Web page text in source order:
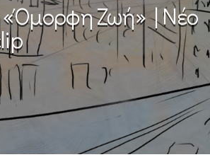
«Όμορφη Ζωή» | Νέο